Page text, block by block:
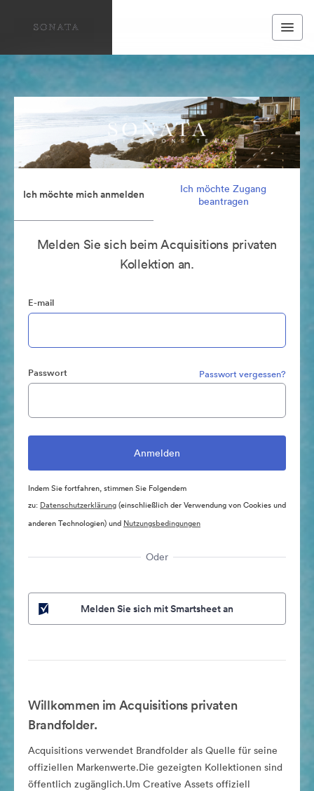
Ich möchte mich anmelden
Ich möchte Zugang
beantragen
Melden Sie sich beim Acquisitions privaten
Kollektion an.
E-mail
Passwort Passwort vergessen?
Indem Sie fortfahren, stimmen Sie Folgendem
zu: Datenschutzerklärung(einschließlich der Verwendung von Cookies und
anderen Technologien) und Nutzungsbedingungen
Oder
Melden Sie sich mit Smartsheet an
Willkommen im Acquisitions privaten
Brandfolder.
Acquisitions verwendet Brandfolder als Quelle für seine
offiziellen Markenwerte.Die gezeigten Kollektionen sind
öffentlich zugänglich.Um Creative Assets offiziell